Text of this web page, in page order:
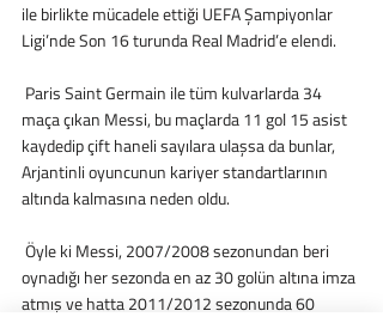
ile birlikte mücadele ettiği UEFA Şampiyonlar
Ligi’nde Son 16 turunda Real Madrid’e elendi.
maça çıkan Messi, bu maçlarda 11 gol 15 asist
kaydedip çift haneli sayılara ulaşsa da bunlar,
Arjantinli oyuncunun kariyer standartlarının
altında kalmasına neden oldu.
oynadığı her sezonda en az 30 golün altına imza
atmış ve hatta 2011/2012 sezonunda 60